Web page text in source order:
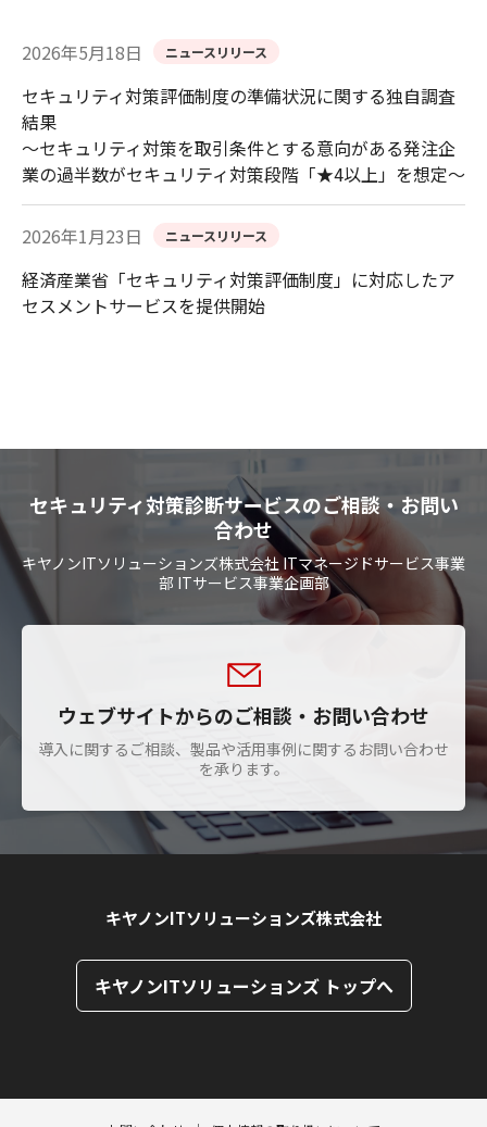
2026年5月18日 ニュースリリース
セキュリティ対策評価制度の準備状況に関する独自調査
結果
～セキュリティ対策を取引条件とする意向がある発注企
業の過半数がセキュリティ対策段階「★4以上」を想定～
2026年1月23日 ニュースリリース
経済産業省「セキュリティ対策評価制度」に対応したア
セスメントサービスを提供開始
セキュリティ対策診断サービスのご相談・お問い
合わせ
キヤノンITソリューションズ株式会社 ITマネージドサービス事業
部 ITサービス事業企画部
ウェブサイトからのご相談・お問い合わせ
導入に関するご相談、製品や活用事例に関するお問い合わせ
を承ります。
キヤノンITソリューションズ株式会社
キヤノンITソリューションズ トップへ